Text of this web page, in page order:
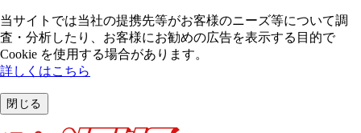
当サイトでは当社の提携先等がお客様のニーズ等について調
査・分析したり、お客様にお勧めの広告を表⽰する⽬的で
Cookie を使⽤する場合があります。
詳しくはこちら
閉じる